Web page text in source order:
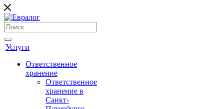
Услуги
Ответственное
хранение
Ответственное
хранение в
Санкт-